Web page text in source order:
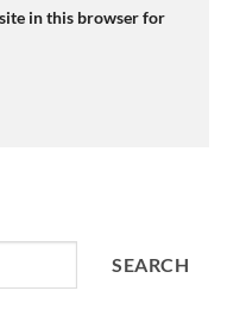
in this browser for
SEARCH